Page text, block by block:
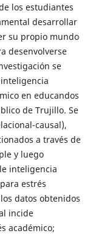
los estudiantes
desarrollar
su propio mundo
desenvolverse
se
en educandos
de Trujillo. Se
causal),
a través de
y luego
inteligencia
estrés
datos obtenidos
incide
académico;